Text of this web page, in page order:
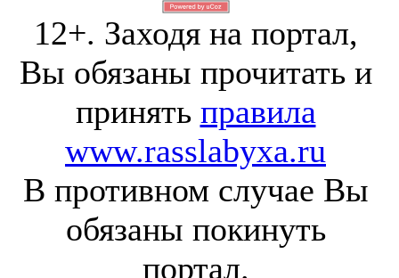
12+. Заходя на портал,
Вы обязаны прочитать и
принять правила
www.rasslabyxa.ru
В противном случае Вы
обязаны покинуть
портал.